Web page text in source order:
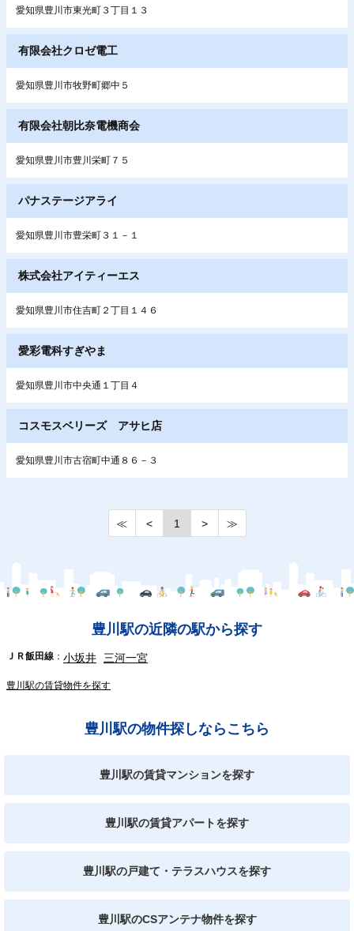
愛知県豊川市東光町３丁目１３
有限会社クロゼ電工
愛知県豊川市牧野町郷中５
有限会社朝比奈電機商会
愛知県豊川市豊川栄町７５
パナステージアライ
愛知県豊川市豊栄町３１－１
株式会社アイティーエス
愛知県豊川市住吉町２丁目１４６
愛彩電科すぎやま
愛知県豊川市中央通１丁目４
コスモスベリーズ アサヒ店
愛知県豊川市古宿町中通８６－３
≪ < 1 > ≫
豊川駅の近隣の駅から探す
ＪＲ飯田線 小坂井 三河一宮
豊川駅の賃貸物件を探す
豊川駅の物件探しならこちら
豊川駅の賃貸マンションを探す
豊川駅の賃貸アパートを探す
豊川駅の戸建て・テラスハウスを探す
豊川駅のCSアンテナ物件を探す